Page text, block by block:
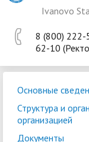
Ivanovo
8 (800) 222-
62-10
Основные
Структура и
организацией
Документы